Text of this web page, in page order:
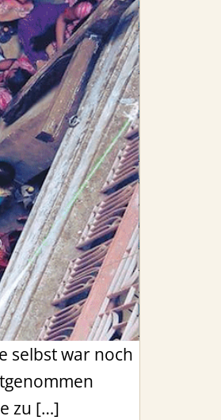
selbst war noch
zu […]